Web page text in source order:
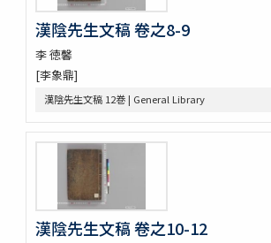
朱子學的 2巻
時庵集 9巻
醒翁先生遺稿 4巻
太虚亭集 3巻
䂖谷疏
袖香編 4巻
九天應元雷聲普化天尊説玉樞寳經 1巻首1巻坿符
大韓明成皇后洪陵誌 1巻附記1巻
大慧普覺禪師書
演機新編 3巻
八代文抄 (存31巻)
選英
漢陰先生文稿 卷之8-9
李 徳馨
[李象鼎]
漢陰先生文稿 12巻 | General Library
漢陰先生文稿 卷之10-12